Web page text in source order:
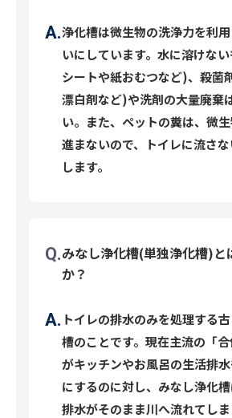
浄化槽は微生物の洗浄力を利
いにしています。水に溶けな
シートや紙おむつなど)、殺菌
漂白剤など)や洗剤の大量廃棄
い。また、ペットの糞は、微
進まないので、トイレに流さ
します。
みなし浄化槽(単独浄化槽)と
か？
トイレの排水のみを処理する
槽のことです。現在主流の「合
がキッチンやお風呂の生活排
にするのに対し、みなし浄化
排水がそのまま川へ流れてし